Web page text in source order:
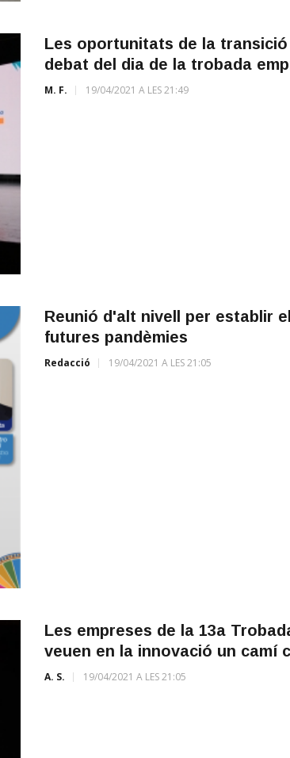
Les oportunitats de la
debat del dia de la trobada
M. F. 19/04/2021 A LES 21:49
Reunió d'alt nivell per establir
futures pandèmies
Redacció 19/04/2021 A LES 21:05
Les empreses de la 13a
veuen en la innovació un camí
A. S. 19/04/2021 A LES 21:05